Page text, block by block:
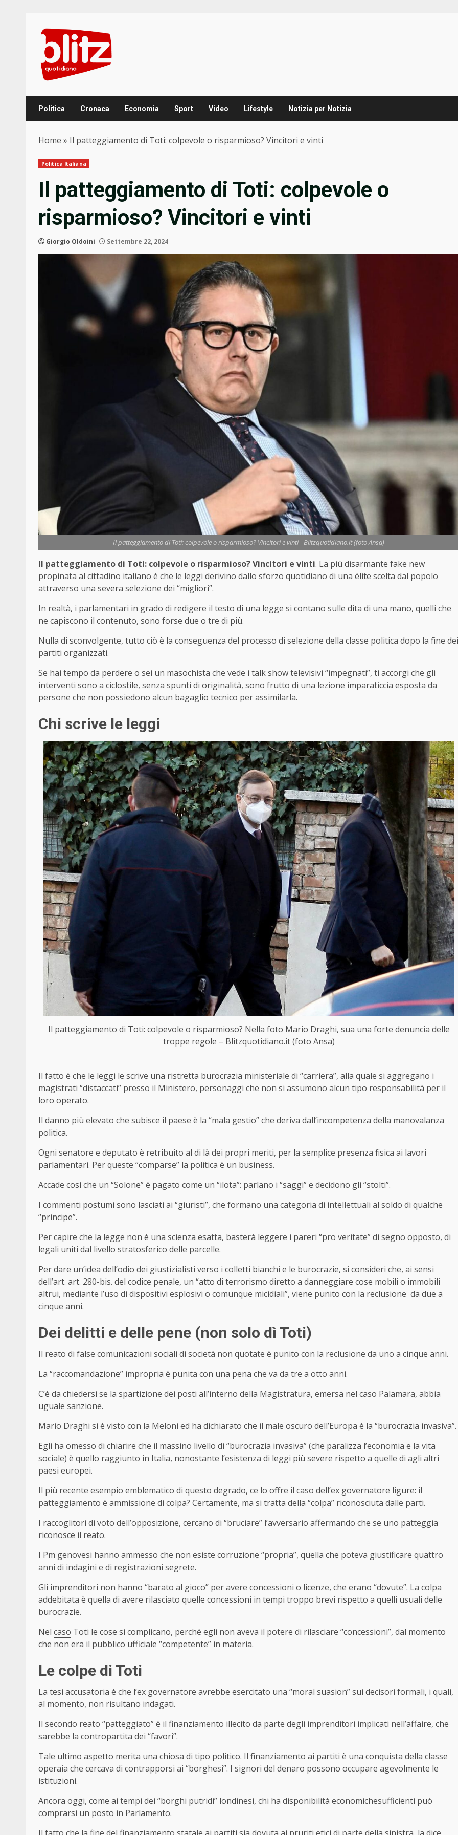
content
Politica Cronaca Economia Sport Video Lifestyle Notizia per Notizia
Home » Il patteggiamento di Toti: colpevole o risparmioso? Vincitori e vinti
Politica Italiana
Il patteggiamento di Toti: colpevole o
risparmioso? Vincitori e vinti
Giorgio Oldoini Settembre 22, 2024
Il patteggiamento di Toti: colpevole o risparmioso? Vincitori e vinti - Blitzquotidiano.it (foto Ansa)
Il patteggiamento di Toti: colpevole o risparmioso? Vincitori e vinti. La più disarmante fake new
propinata al cittadino italiano è che le leggi derivino dallo sforzo quotidiano di una élite scelta dal popolo
attraverso una severa selezione dei “migliori”.
In realtà, i parlamentari in grado di redigere il testo di una legge si contano sulle dita di una mano, quelli che
ne capiscono il contenuto, sono forse due o tre di più.
Nulla di sconvolgente, tutto ciò è la conseguenza del processo di selezione della classe politica dopo la fine dei
partiti organizzati.
Se hai tempo da perdere o sei un masochista che vede i talk show televisivi “impegnati”, ti accorgi che gli
interventi sono a ciclostile, senza spunti di originalità, sono frutto di una lezione imparaticcia esposta da
persone che non possiedono alcun bagaglio tecnico per assimilarla.
Chi scrive le leggi
Il patteggiamento di Toti: colpevole o risparmioso? Nella foto Mario Draghi, sua una forte denuncia delle
troppe regole – Blitzquotidiano.it (foto Ansa)
Il fatto è che le leggi le scrive una ristretta burocrazia ministeriale di “carriera”, alla quale si aggregano i
magistrati “distaccati” presso il Ministero, personaggi che non si assumono alcun tipo responsabilità per il
loro operato.
Il danno più elevato che subisce il paese è la “mala gestio” che deriva dall’incompetenza della manovalanza
politica.
Ogni senatore e deputato è retribuito al di là dei propri meriti, per la semplice presenza fisica ai lavori
parlamentari. Per queste “comparse” la politica è un business.
Accade così che un “Solone” è pagato come un “ilota”: parlano i “saggi” e decidono gli “stolti”.
I commenti postumi sono lasciati ai “giuristi”, che formano una categoria di intellettuali al soldo di qualche
“principe”.
Per capire che la legge non è una scienza esatta, basterà leggere i pareri “pro veritate” di segno opposto, di
legali uniti dal livello stratosferico delle parcelle.
Per dare un’idea dell’odio dei giustizialisti verso i colletti bianchi e le burocrazie, si consideri che, ai sensi
dell’art. art. 280-bis. del codice penale, un “atto di terrorismo diretto a danneggiare cose mobili o immobili
altrui, mediante l’uso di dispositivi esplosivi o comunque micidiali”, viene punito con la reclusione da due a
cinque anni.
Dei delitti e delle pene (non solo dì Toti)
Il reato di false comunicazioni sociali di società non quotate è punito con la reclusione da uno a cinque anni.
La “raccomandazione” impropria è punita con una pena che va da tre a otto anni.
C’è da chiedersi se la spartizione dei posti all’interno della Magistratura, emersa nel caso Palamara, abbia
uguale sanzione.
Mario Draghi si è visto con la Meloni ed ha dichiarato che il male oscuro dell’Europa è la “burocrazia invasiva”.
Egli ha omesso di chiarire che il massino livello di “burocrazia invasiva” (che paralizza l’economia e la vita
sociale) è quello raggiunto in Italia, nonostante l’esistenza di leggi più severe rispetto a quelle di agli altri
paesi europei.
Il più recente esempio emblematico di questo degrado, ce lo offre il caso dell’ex governatore ligure: il
patteggiamento è ammissione di colpa? Certamente, ma si tratta della “colpa” riconosciuta dalle parti.
I raccoglitori di voto dell’opposizione, cercano di “bruciare” l’avversario affermando che se uno patteggia
riconosce il reato.
I Pm genovesi hanno ammesso che non esiste corruzione “propria”, quella che poteva giustificare quattro
anni di indagini e di registrazioni segrete.
Gli imprenditori non hanno “barato al gioco” per avere concessioni o licenze, che erano “dovute”. La colpa
addebitata è quella di avere rilasciato quelle concessioni in tempi troppo brevi rispetto a quelli usuali delle
burocrazie.
Nel caso Toti le cose si complicano, perché egli non aveva il potere di rilasciare “concessioni”, dal momento
che non era il pubblico ufficiale “competente” in materia.
Le colpe di Toti
La tesi accusatoria è che l’ex governatore avrebbe esercitato una “moral suasion” sui decisori formali, i quali,
al momento, non risultano indagati.
Il secondo reato “patteggiato” è il finanziamento illecito da parte degli imprenditori implicati nell’affaire, che
sarebbe la contropartita dei “favori”.
Tale ultimo aspetto merita una chiosa di tipo politico. Il finanziamento ai partiti è una conquista della classe
operaia che cercava di contrapporsi ai “borghesi”. I signori del denaro possono occupare agevolmente le
istituzioni.
Ancora oggi, come ai tempi dei “borghi putridi” londinesi, chi ha disponibilità economichesufficienti può
comprarsi un posto in Parlamento.
Il fatto che la fine del finanziamento statale ai partiti sia dovuta ai pruriti etici di parte della sinistra, la dice